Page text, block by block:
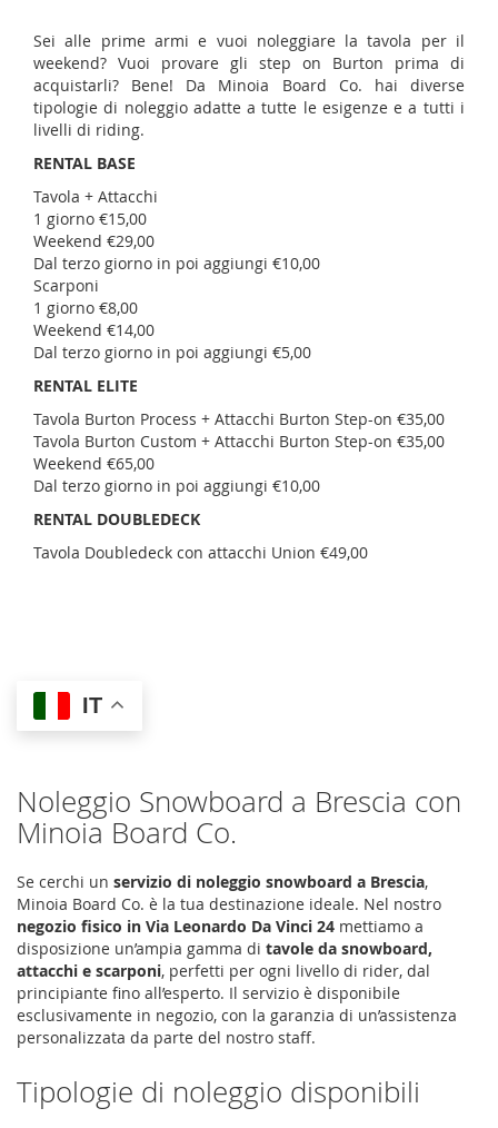
Sei alle prime armi e vuoi noleggiare la tavola per il
weekend? Vuoi provare gli step on Burton prima di
acquistarli? Bene! Da Minoia Board Co. hai diverse
tipologie di noleggio adatte a tutte le esigenze e a tutti i
livelli di riding.
RENTAL BASE
Tavola + Attacchi
1 giorno €15,00
Weekend €29,00
Dal terzo giorno in poi aggiungi €10,00
Scarponi
1 giorno €8,00
Weekend €14,00
Dal terzo giorno in poi aggiungi €5,00
RENTAL ELITE
Tavola Burton Process + Attacchi Burton Step-on €35,00
Tavola Burton Custom + Attacchi Burton Step-on €35,00
Weekend €65,00
Dal terzo giorno in poi aggiungi €10,00
RENTAL DOUBLEDECK
Tavola Doubledeck con attacchi Union €49,00
Noleggio Snowboard a Brescia con
Minoia Board Co.
Se cerchi un servizio di noleggio snowboard a Brescia,
Minoia Board Co. è la tua destinazione ideale. Nel nostro
negozio fisico in Via Leonardo Da Vinci 24 mettiamo a
disposizione un’ampia gamma di tavole da snowboard,
attacchi e scarponi, perfetti per ogni livello di rider, dal
principiante fino all’esperto. Il servizio è disponibile
esclusivamente in negozio, con la garanzia di un’assistenza
personalizzata da parte del nostro staff.
Tipologie di noleggio disponibili
IT